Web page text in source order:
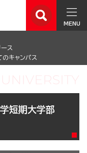
MENU
ース
のキャンパス
短期大学部